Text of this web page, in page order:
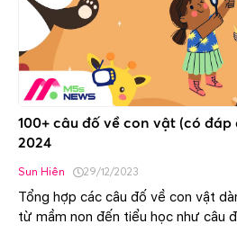
100+ câu đố về con vật (có
2024
Sun Hiên 29/12/2023
Tổng hợp các câu đố về con vật
từ mầm non đến tiểu học như câu